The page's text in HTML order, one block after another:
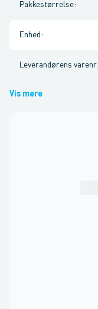
Pakkestørrelse:
Enhed :
Leverandørens varenr.
Vis mere